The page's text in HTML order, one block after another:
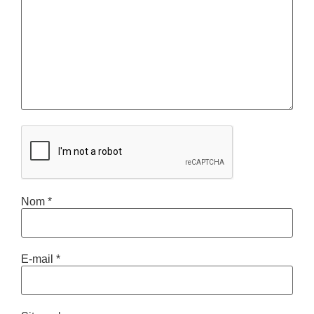
Nom*
E-mail *